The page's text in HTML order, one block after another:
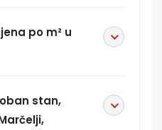
po m² u
stan,